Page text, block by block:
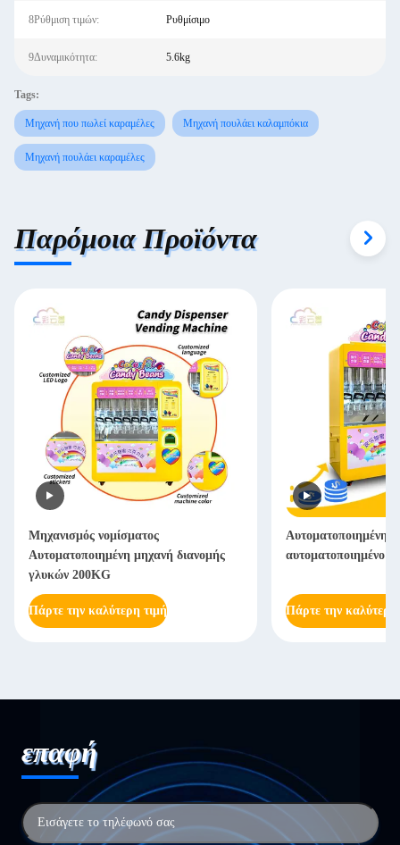
8Ρύθμιση τιμών: Ρυθμίσιμο
9Δυναμικότητα: 5.6kg
Tags:
Μηχανή που πωλεί καραμέλες Μηχανή πουλάει καλαμπόκια
Μηχανή πουλάει καραμέλες
Παρόμοια Προϊόντα
Μηχανισμός νομίσματος
Αυτοματοποιημένη μηχανή διανομής
γλυκών 200KG
Πάρτε την καλύτερη τιμή
Αυτοματοποιημένη
αυτοματοποιημένο
Πάρτε την καλύτερη
επαφή